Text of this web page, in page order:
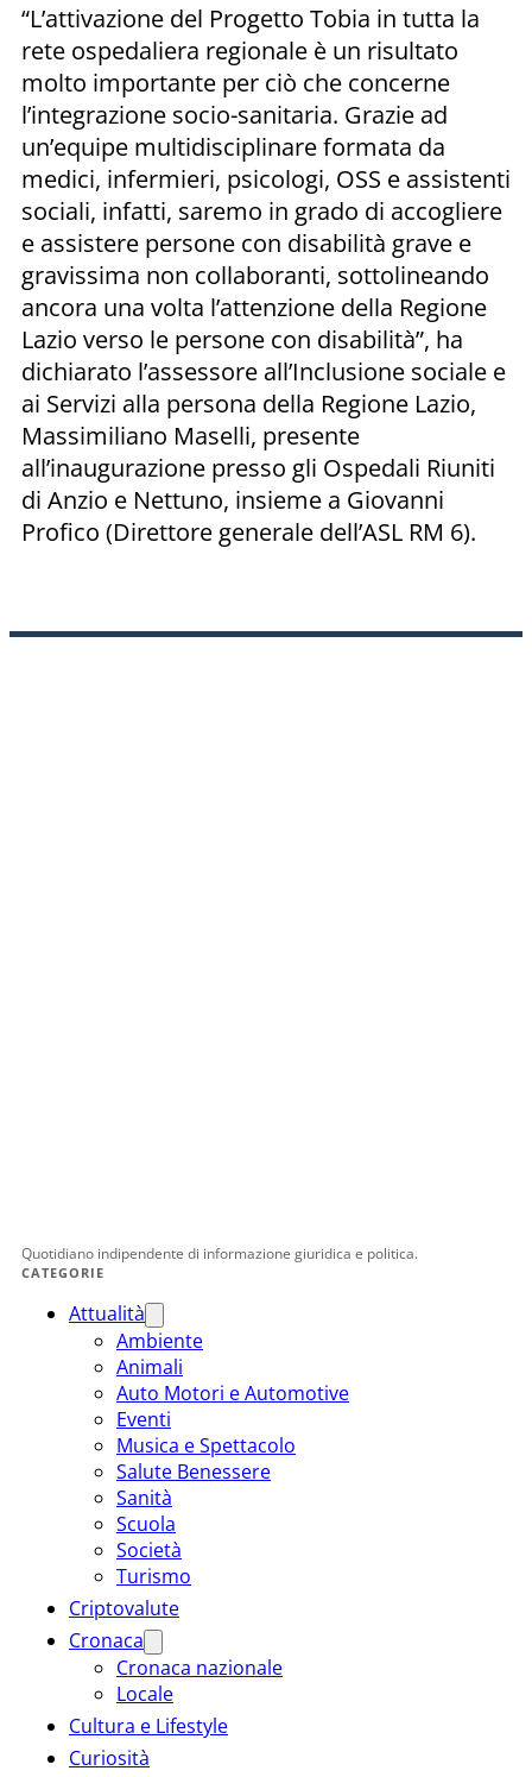
“L’attivazione del Progetto Tobia in tutta la
rete ospedaliera regionale è un risultato
molto importante per ciò che concerne
l’integrazione socio-sanitaria. Grazie ad
un’equipe multidisciplinare formata da
medici, infermieri, psicologi, OSS e assistenti
sociali, infatti, saremo in grado di accogliere
e assistere persone con disabilità grave e
gravissima non collaboranti, sottolineando
ancora una volta l’attenzione della Regione
Lazio verso le persone con disabilità”, ha
dichiarato l’assessore all’Inclusione sociale e
ai Servizi alla persona della Regione Lazio,
Massimiliano Maselli, presente
all’inaugurazione presso gli Ospedali Riuniti
di Anzio e Nettuno, insieme a Giovanni
Profico (Direttore generale dell’ASL RM 6).
Quotidiano indipendente di informazione giuridica e politica.
CATEGORIE
Attualità
Ambiente
Animali
Auto Motori e Automotive
Eventi
Musica e Spettacolo
Salute Benessere
Sanità
Scuola
Società
Turismo
Criptovalute
Cronaca
Cronaca nazionale
Locale
Cultura e Lifestyle
Curiosità